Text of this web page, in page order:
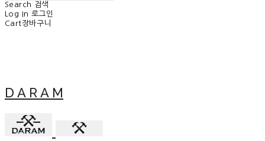
Search
검색
Log In 로그인
Cart장바구니
D A R A M